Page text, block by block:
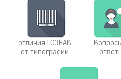
отличия ГОЗНАК
от типографии